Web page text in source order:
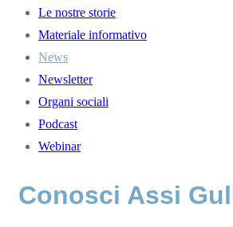
Le nostre storie
Materiale informativo
News
Newsletter
Organi sociali
Podcast
Webinar
Conosci Assi